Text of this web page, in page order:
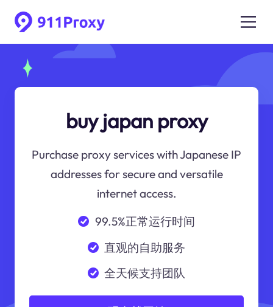
buy japan proxy
Purchase proxy services with Japanese IP
addresses for secure and versatile
internet access.
99.5%正常运行时间
直观的自助服务
全天候支持团队